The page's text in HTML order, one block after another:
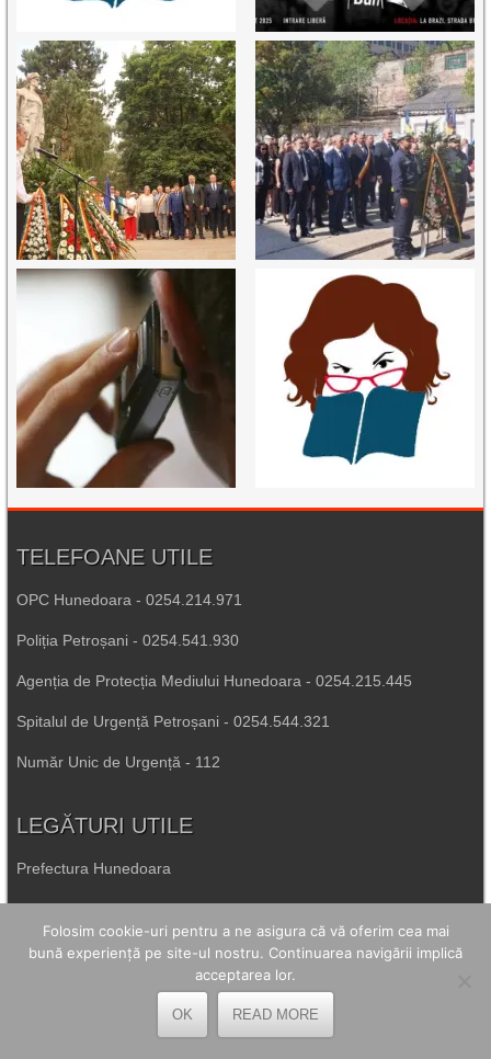
TELEFOANE UTILE
OPC Hunedoara - 0254.214.971
Poliția Petroșani - 0254.541.930
Agenția de Protecția Mediului Hunedoara - 0254.215.445
Spitalul de Urgență Petroșani - 0254.544.321
Număr Unic de Urgență - 112
LEGĂTURI UTILE
Prefectura Hunedoara
Poliția Română
Inspectoratul Școlar Hunedoara
Consiliul Județean Hunedoara
Folosim cookie-uri pentru a ne asigura că vă oferim cea mai
bună experiență pe site-ul nostru. Continuarea navigării implică
acceptarea lor.
OK READ MORE